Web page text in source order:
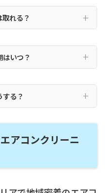
れる？
いつ？
る？
アコンクリーニ